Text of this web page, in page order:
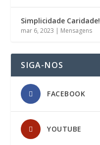
Simplicidade Caridade!
mar 6, 2023 | Mensagens
SIGA-NOS
FACEBOOK
YOUTUBE